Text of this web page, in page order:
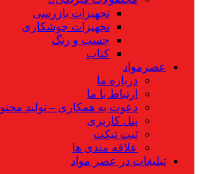
تجهیزات بازرسی
تجهیزات جوشکاری
چسب و رنگ
کتاب
عصرمواد
درباره ما
ارتباط با ما
دعوت به همکاری – تولید محتوا
پنل کاربری
ثبت تیکت
علاقه مندی ها
تبلیغات در عصر مواد